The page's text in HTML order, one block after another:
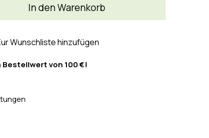
In den Warenkorb
Wunschliste hinzufügen
von 100 €!